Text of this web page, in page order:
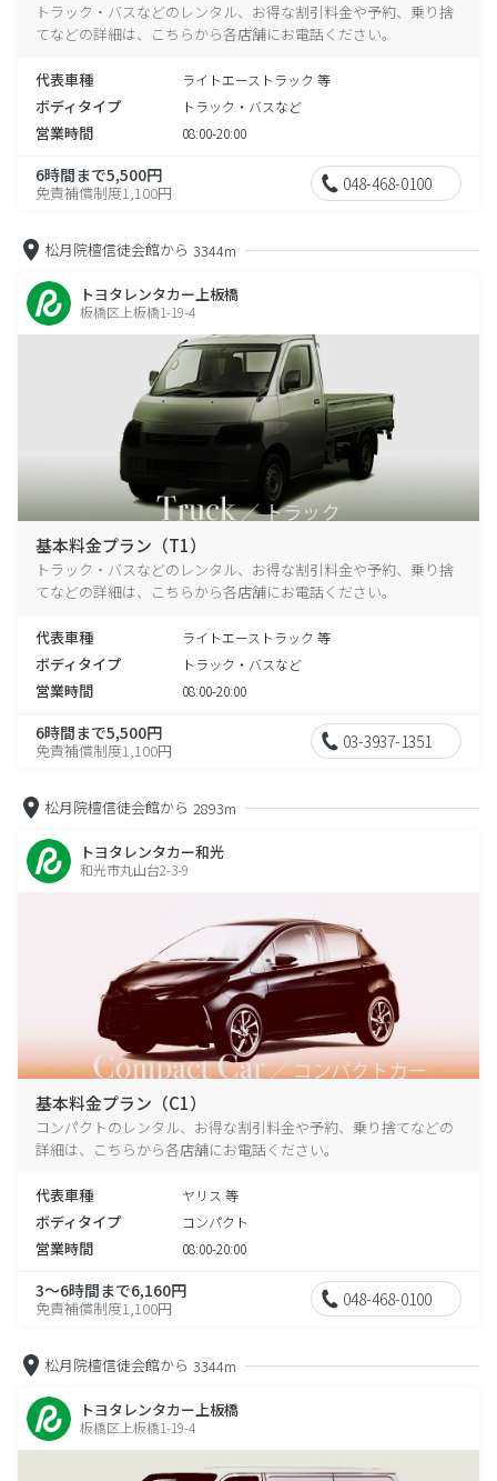
トラック・バスなどのレンタル、お得な割引料金や予約、乗り捨
てなどの詳細は、こちらから各店舗にお電話ください。
代表車種 ライトエーストラック 等
ボディタイプ トラック・バスなど
営業時間 08:00-20:00
6時間まで5,500円
免責補償制度1,100円 048-468-0100
松月院檀信徒会館から 3344m
トヨタレンタカー上板橋
板橋区上板橋1-19-4
基本料金プラン（T1）
トラック・バスなどのレンタル、お得な割引料金や予約、乗り捨
てなどの詳細は、こちらから各店舗にお電話ください。
代表車種 ライトエーストラック 等
ボディタイプ トラック・バスなど
営業時間 08:00-20:00
6時間まで5,500円
免責補償制度1,100円 03-3937-1351
松月院檀信徒会館から 2893m
トヨタレンタカー和光
和光市丸山台2-3-9
基本料金プラン（C1）
コンパクトのレンタル、お得な割引料金や予約、乗り捨てなどの
詳細は、こちらから各店舗にお電話ください。
代表車種 ヤリス 等
ボディタイプ コンパクト
営業時間 08:00-20:00
3～6時間まで6,160円
免責補償制度1,100円 048-468-0100
松月院檀信徒会館から 3344m
トヨタレンタカー上板橋
板橋区上板橋1-19-4